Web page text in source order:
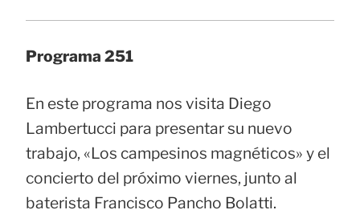
Programa 251
En este programa nos visita Diego
Lambertucci para presentar su nuevo
trabajo, «Los campesinos magnéticos» y el
concierto del próximo viernes, junto al
baterista Francisco Pancho Bolatti.